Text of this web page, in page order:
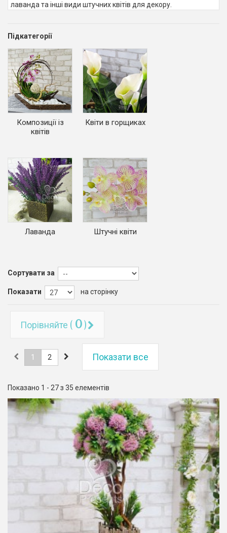
лаванда та інші види штучних квітів для декору.
Підкатегорії
Композиції із
квітів
Квіти в горщиках
Лаванда Штучні квіти
Сортувати за
Показати на сторінку
Порівняйте ( 0)
Показати все
1 2
Показано 1 - 27 з 35 елементів